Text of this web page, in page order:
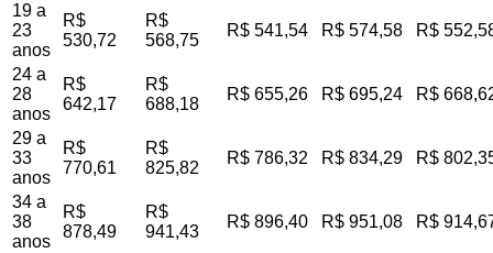
19 a
23
anos
R$
530,72
R$
568,75
R$ 541,54 R$ 574,58 R$
24 a
28
anos
R$
642,17
R$
688,18
R$ 655,26 R$ 695,24 R$
29 a
33
anos
R$
770,61
R$
825,82
R$ 786,32 R$ 834,29 R$
34 a
38
anos
R$
878,49
R$
941,43
R$ 896,40 R$ 951,08 R$